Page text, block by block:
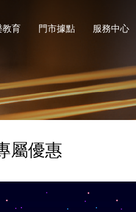
教育 門市據點 服務中心
屬優惠